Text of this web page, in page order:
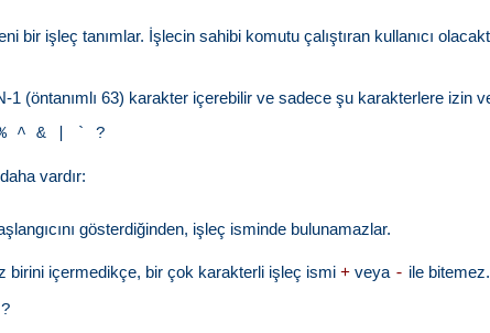
bir işleç tanımlar. İşlecin sahibi komutu çalıştıran kullanıcı
(öntanımlı 63) karakter içerebilir ve sadece şu karakterlere izin
vardır:
gösterdiğinden, işleç isminde bulunamazlar.
birini içermedikçe, bir çok karakterli işleç ismi+ veya - ile bitemez.